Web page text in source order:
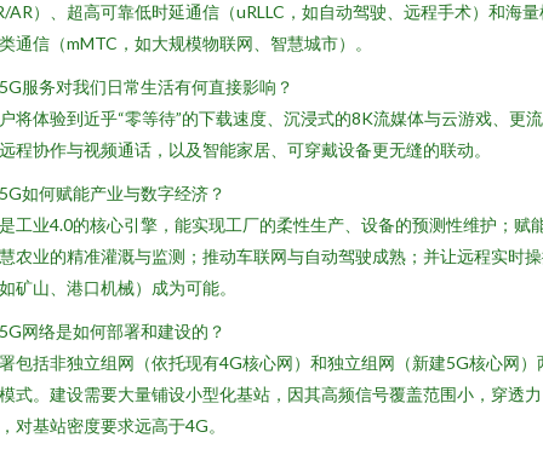
AR）、超高可靠低时延通信（uRLLC，如自动驾驶、远程手术）和海量
通信（mMTC，如大规模物联网、智慧城市）。
服务对我们日常生活有何直接影响？
将体验到近乎“零等待”的下载速度、沉浸式的8K流媒体与云游戏、更
程协作与视频通话，以及智能家居、可穿戴设备更无缝的联动。
如何赋能产业与数字经济？
工业4.0的核心引擎，能实现工厂的柔性生产、设备的预测性维护；赋
农业的精准灌溉与监测；推动车联网与自动驾驶成熟；并让远程实时
矿山、港口机械）成为可能。
网络是如何部署和建设的？
包括非独立组网（依托现有4G核心网）和独立组网（新建5G核心网）
式。建设需要大量铺设小型化基站，因其高频信号覆盖范围小，穿透力
对基站密度要求远高于4G。